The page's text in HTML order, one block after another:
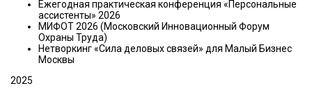
Ежегодная практическая конференция «Персональные
ассистенты» 2026
МИФОТ 2026 (Московский Инновационный Форум
Охраны Труда)
Нетворкинг «Сила деловых связей» для Малый Бизнес
Москвы
2025